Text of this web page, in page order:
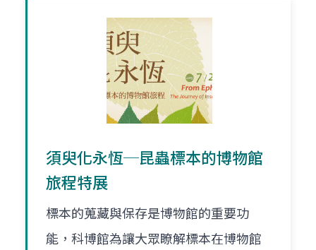
須臾化永恆─昆蟲標本的博物館
旅程特展
標本的蒐藏與保存是博物館的重要功
能，科博館為讓大眾瞭解標本在博物館